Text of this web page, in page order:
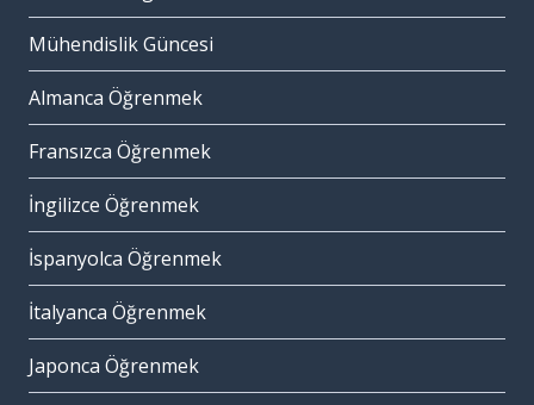
Mühendislik Güncesi
Almanca Öğrenmek
Fransızca Öğrenmek
İngilizce Öğrenmek
İspanyolca Öğrenmek
İtalyanca Öğrenmek
Japonca Öğrenmek